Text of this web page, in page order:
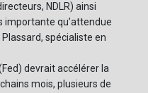
NDLR) ainsi
importante qu’attendue
spécialiste en
devrait accélérer la
mois, plusieurs de